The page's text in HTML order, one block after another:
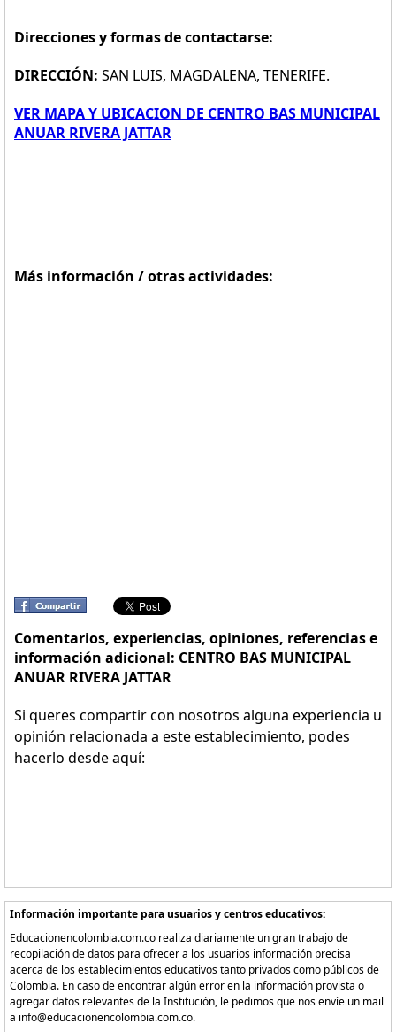
Direcciones y formas de contactarse:
DIRECCIÓN: SAN LUIS, MAGDALENA, TENERIFE.
VER MAPA Y UBICACION DE CENTRO BAS MUNICIPAL
ANUAR RIVERA JATTAR
Más información / otras actividades:
Comentarios, experiencias, opiniones, referencias e
información adicional: CENTRO BAS MUNICIPAL
ANUAR RIVERA JATTAR
Si queres compartir con nosotros alguna experiencia u
opinión relacionada a este establecimiento, podes
hacerlo desde aquí:
Información importante para usuarios y centros educativos:
Educacionencolombia.com.co realiza diariamente un gran trabajo de
recopilación de datos para ofrecer a los usuarios información precisa
acerca de los establecimientos educativos tanto privados como públicos de
Colombia. En caso de encontrar algún error en la información provista o
agregar datos relevantes de la Institución, le pedimos que nos envíe un mail
a info@educacionencolombia.com.co.